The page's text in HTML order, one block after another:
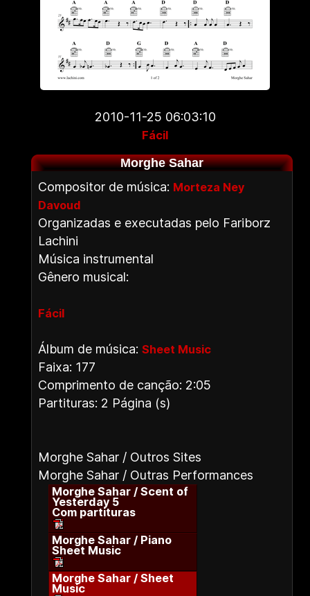
2010-11-25 06:03:10
Fácil
Morghe Sahar
Compositor de música: Morteza Ney
Davoud
Organizadas e executadas pelo Fariborz
Lachini
Música instrumental
Gênero musical:
Fácil
Álbum de música: Sheet Music
Faixa: 177
Comprimento de canção: 2:05
Partituras: 2 Página (s)
Morghe Sahar / Outros Sites
Morghe Sahar / Outras Performances
Morghe Sahar / Scent of
Yesterday 5
Com partituras
Morghe Sahar / Piano
Sheet Music
Morghe Sahar / Sheet
Music